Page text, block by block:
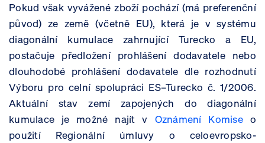
Pokud však vyvážené zboží pochází (má preferenční
původ) ze země (včetně EU), která je v systému
diagonální kumulace zahrnující Turecko a EU,
postačuje předložení prohlášení dodavatele nebo
dlouhodobé prohlášení dodavatele dle rozhodnutí
Výboru pro celní spolupráci ES–Turecko č. 1/2006.
Aktuální stav zemí zapojených do diagonální
kumulace je možné najít v Oznámení Komiseo
použití Regionální úmluvy o celoevropsko-